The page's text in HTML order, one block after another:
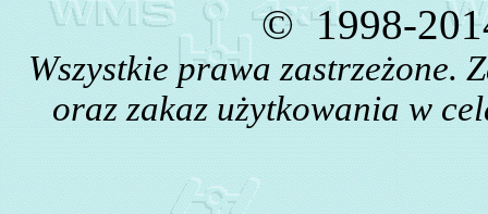
©1998-
Wszystkie prawa zastrzeżone.
oraz zakaz użytkowania w